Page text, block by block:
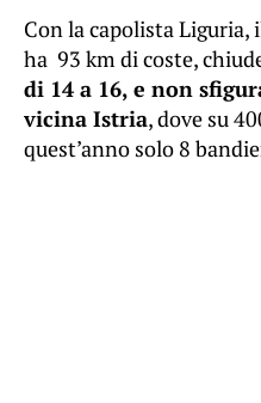
Con la capolista Liguria,
ha 93 km di coste,
di 14 a 16, e non
vicina Istria, dove su
quest’anno solo 8